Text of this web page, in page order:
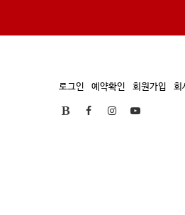
로그인 예약확인 회원가입 회